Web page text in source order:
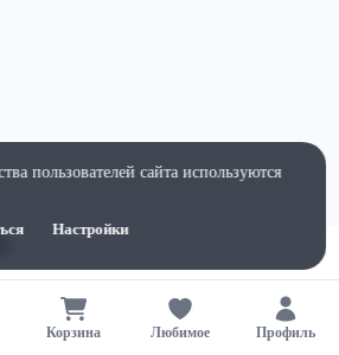
Корзина Любимое Профиль
пользователей сайта используются
Настройки